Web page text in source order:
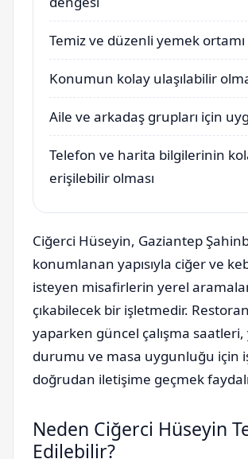
Temiz ve düzenli yemek ortamı
Konumun kolay ulaşılabilir
Aile ve arkadaş grupları için
Telefon ve harita bilgilerinin
erişilebilir olması
Ciğerci Hüseyin, Gaziantep
konumlanan yapısıyla ciğer ve
isteyen misafirlerin yerel
çıkabilecek bir işletmedir.
yaparken güncel çalışma
durumu ve masa uygunluğu için
doğrudan iletişime geçmek
Neden Ciğerci Hüseyin
Edilebilir?